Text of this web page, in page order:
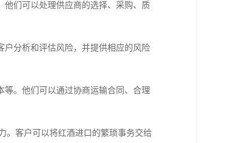
他们可以处理供应商的选择、采购、质
户分析和评估风险，并提供相应的风险
。他们可以通过协商运输合同、合理
。客户可以将红酒进口的繁琐事务交给